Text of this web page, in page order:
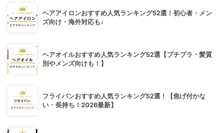
ヘアアイロンおすすめ人気ランキング52選！初心者・メン
ズ向け・海外対応も♪
ヘアオイルおすすめ人気ランキング52選【プチプラ・髪質
別やメンズ向けも！】
フライパンおすすめ人気ランキング52選！【焦げ付かな
い・長持ち！2026最新】